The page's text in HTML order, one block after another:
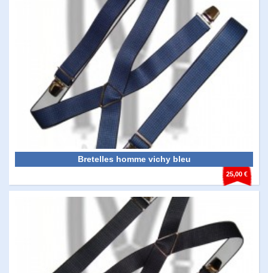
25,00 €
Bretelles homme vichy bleu